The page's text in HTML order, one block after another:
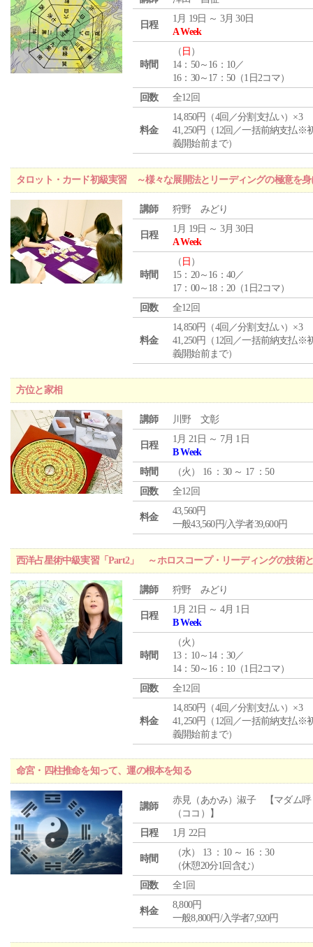
日程
1月 19日 ～ 3月 30日
A Week
時間
（ 日 ）
14：50～16：10／
16：30～17：50（1日2コマ）
回数
全12回
料金
14,850円（4回／分割支払い）×3
41,250円（12回／一括前納支払※
義開始前まで）
タロット・カード初級実習 ～様々な展開法とリーディングの極意を身
講師 狩野 みどり
日程
1月 19日 ～ 3月 30日
A Week
時間
（ 日 ）
15：20～16：40／
17：00～18：20（1日2コマ）
回数
全12回
料金
14,850円（4回／分割支払い）×3
41,250円（12回／一括前納支払※
義開始前まで）
方位と家相
講師 川野 文彰
日程
1月 21日 ～ 7月 1日
B Week
時間
（火 ） 16 ：30 ～ 17 ：50
回数
全12回
料金
43,560円
一般43,560円/入学者39,600円
西洋占星術中級実習「Part2」 ～ホロスコープ・リーディングの技術
講師 狩野 みどり
日程
1月 21日 ～ 4月 1日
B Week
時間
（火 ）
13：10～14：30／
14：50～16：10（1日2コマ）
回数
全12回
料金
14,850円（4回／分割支払い）×3
41,250円（12回／一括前納支払※
義開始前まで）
命宮・四柱推命を知って、運の根本を知る
講師
赤見（あかみ）淑子 【マダム呼
（ココ）】
日程
1月 22日
時間
（水） 13 ：10 ～ 16 ：30
（休憩20分1回含む）
回数
全1回
料金
8,800円
一般8,800円/入学者7,920円